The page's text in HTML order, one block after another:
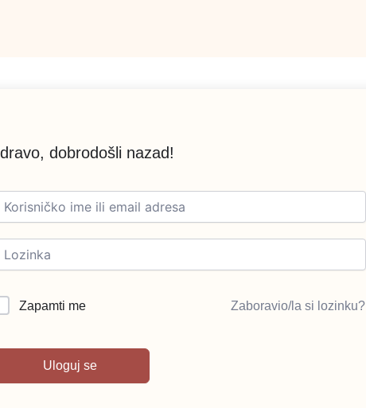
dobrodošli nazad!
Zapamti me Zaboravio/la si lozinku?
Uloguj se